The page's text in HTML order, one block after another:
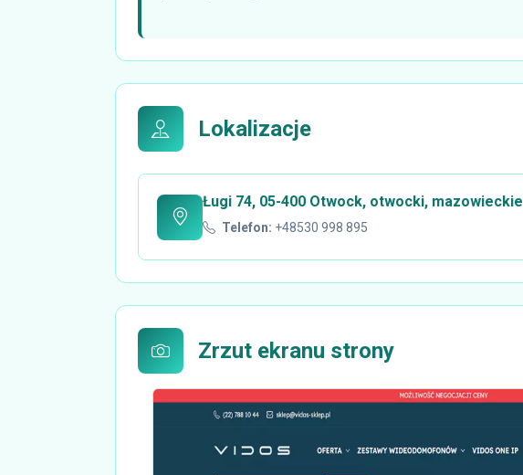
Lokalizacje
Ługi 74, 05-400 Otwock, otwocki, mazowieckie
Telefon: +48530 998 895
Zrzut ekranu strony